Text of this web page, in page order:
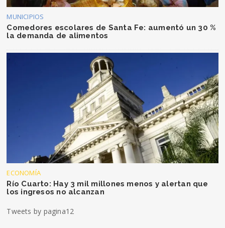
MUNICIPIOS
Comedores escolares de Santa Fe: aumentó un 30 %
la demanda de alimentos
ECONOMÍA
Río Cuarto: Hay 3 mil millones menos y alertan que
los ingresos no alcanzan
Tweets by pagina12